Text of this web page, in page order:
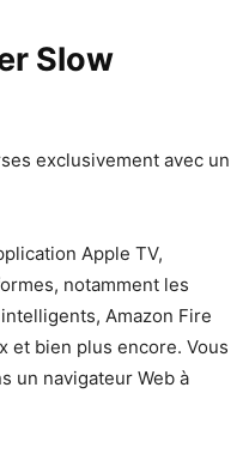
Slow
exclusivement avec un
Apple TV,
notamment les
Amazon Fire
et bien plus encore. Vous
un navigateur Web à